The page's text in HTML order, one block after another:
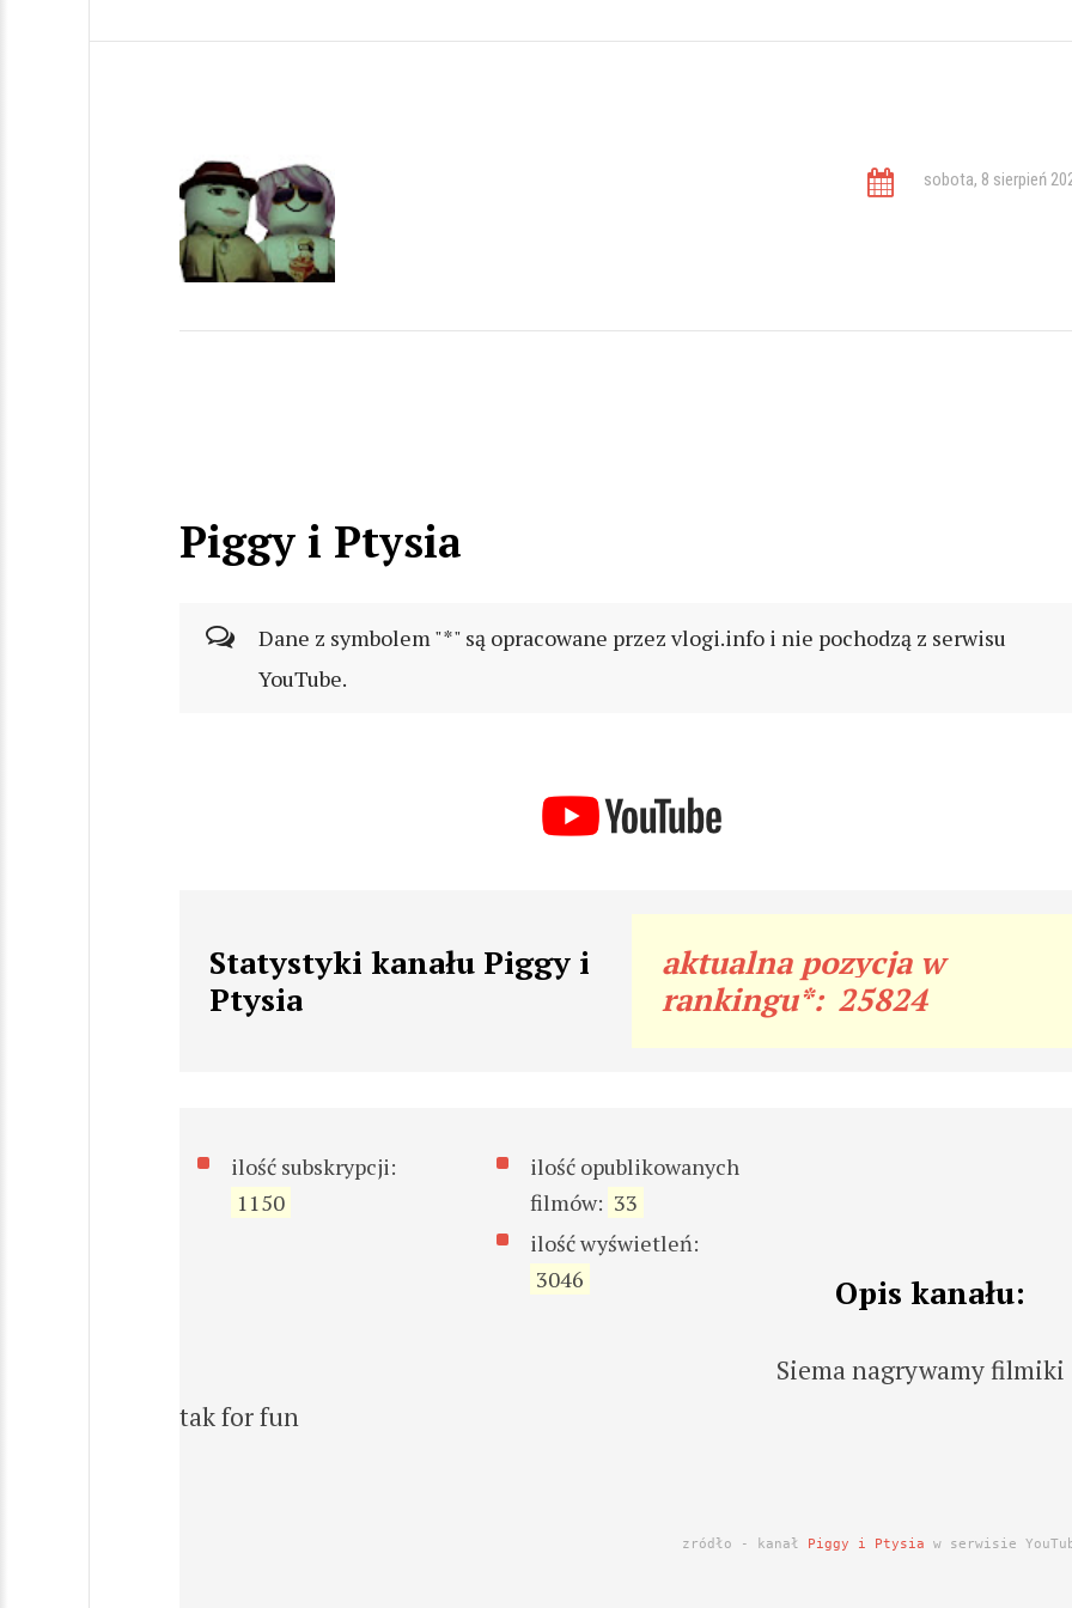
sobota, 8 sierpień
Piggy i Ptysia
Dane z symbolem "*" są opracowane przez vlogi.info i nie pochodzą z serwisu
YouTube.
Statystyki kanału Piggy i
Ptysia
aktualna pozycja w
rankingu*: 25824
ilość subskrypcji:
1150
ilość opublikowanych
filmów: 33
ilość wyświetleń:
3046
Opis kanału:
Siema nagrywamy filmiki
tak for fun
zródło - kanał Piggy i Ptysia w serwisie